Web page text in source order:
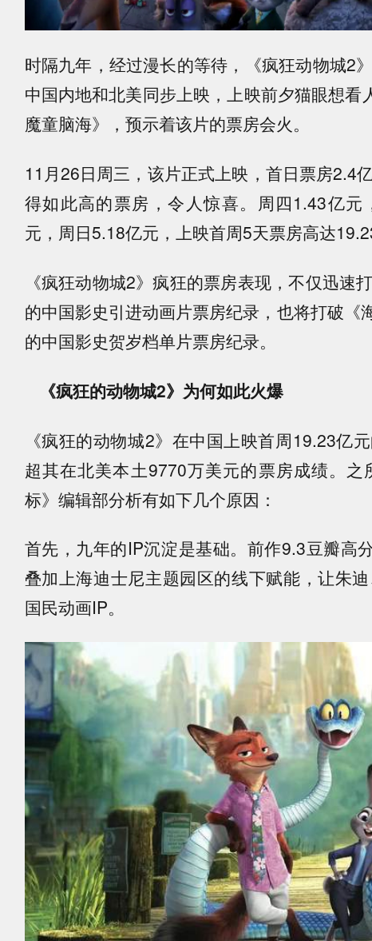
时隔九年，经过漫长的等待，《疯狂动物城2
中国内地和北美同步上映，上映前夕猫眼想看
魔童脑海》，预示着该片的票房会火。
11月26日周三，该片正式上映，首日票房2.4
得如此高的票房，令人惊喜。周四1.43亿
元，周日5.18亿元，上映首周5天票房高达
《疯狂动物城2》疯狂的票房表现，不仅迅速
的中国影史引进动画片票房纪录，也将打破《
的中国影史贺岁档单片票房纪录。
《疯狂的动物城2》为何如此火爆
《疯狂的动物城2》在中国上映首周19.23亿
超其在北美本土9770万美元的票房成绩。
标》编辑部分析有如下几个原因：
首先，九年的IP沉淀是基础。前作9.3豆瓣高
叠加上海迪士尼主题园区的线下赋能，让朱
国民动画IP。